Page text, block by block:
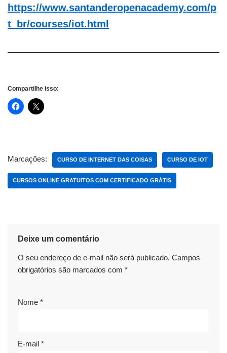
https://www.santanderopenacademy.com/p
t_br/courses/iot.html
Compartilhe isso:
Marcações: CURSO DE INTERNET DAS COISAS CURSO DE IOT
CURSOS ONLINE GRATUITOS COM CERTIFICADO GRÁTIS
Deixe um comentário
O seu endereço de e-mail não será publicado. Campos
obrigatórios são marcados com *
Nome *
E-mail *